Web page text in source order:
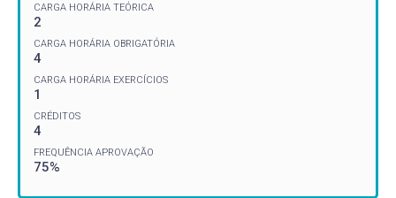
CARGA HORÁRIA TEÓRICA
2
CARGA HORÁRIA OBRIGATÓRIA
4
CARGA HORÁRIA EXERCÍCIOS
1
CRÉDITOS
4
FREQUÊNCIA APROVAÇÃO
75%